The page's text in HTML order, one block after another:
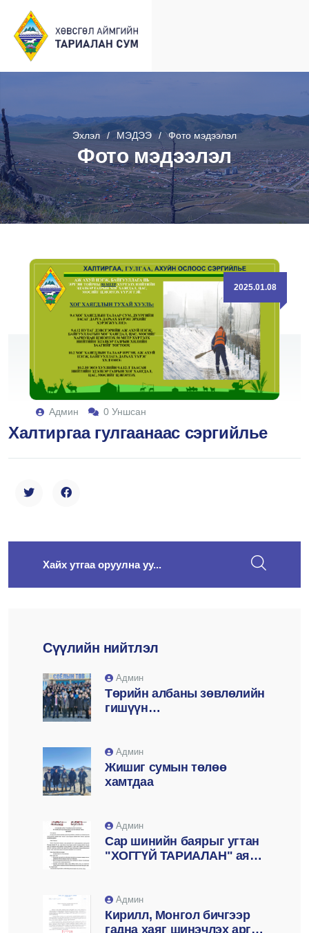
Эхлэл МЭДЭЭ Фото мэдээлэл
Фото мэдээлэл
2025.01.08
Админ 0 Уншсан
Халтиргаа гулгаанаас сэргийлье
Сүүлийн нийтлэл
Админ
Төрийн албаны зөвлөлийн
гишүүн
суманд ажиллаа
Админ
Жишиг сумын төлөө
хамтдаа
Админ
Сар шинийн баярыг угтан
"ХОГГҮЙ ТАРИАЛАН" аянг
зохион байгуулна
Админ
Кирилл, Монгол бичгээр
гадна хаяг шинэчлэх арга